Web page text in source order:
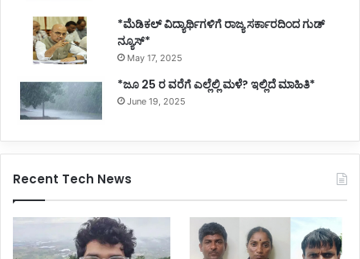
*ಮೆಡಿಕಲ್ ವಿದ್ಯಾರ್ಥಿಗಳಿಗೆ ರಾಜ್ಯ ಸರ್ಕಾರದಿಂದ ಗುಡ್
ನ್ಯೂಸ್*
May 17, 2025
*ಜೂ 25 ರ ವರೆಗೆ ಎಲ್ಲೆಲ್ಲಿ ಮಳೆ? ಇಲ್ಲಿದೆ ಮಾಹಿತಿ*
June 19, 2025
Recent Tech News